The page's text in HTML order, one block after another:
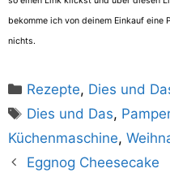
bekomme ich von deinem Einkauf
nichts.
Kategorien
Rezepte, Dies und
Schlagwörter
Dies und Das,
Küchenmaschine,
Eggnog Cheesecake